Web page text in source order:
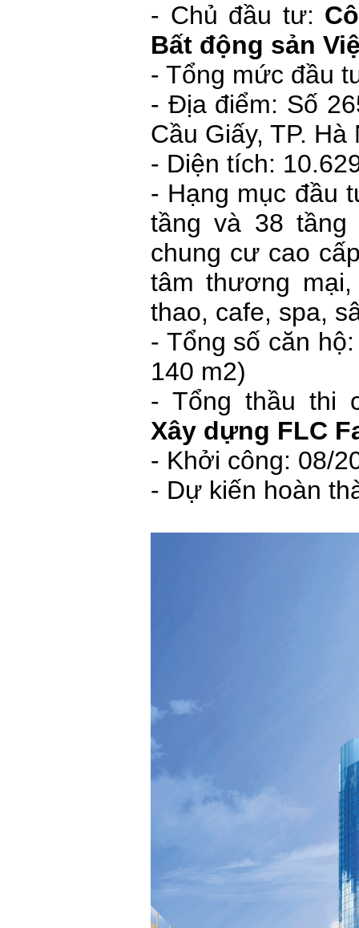
- Chủ đầu tư:
Bất động sản
- Tổng mức đầu
- Địa điểm: Số
Cầu Giấy, TP. Hà
- Diện tích:
- Hạng mục đầu
tầng và 38
chung cư cao
tâm thương
thao, cafe, spa,
- Tổng số căn
140 m2)
- Tổng thầu thi
Xây dựng FLC
- Khởi công: 08/
- Dự kiến hoàn